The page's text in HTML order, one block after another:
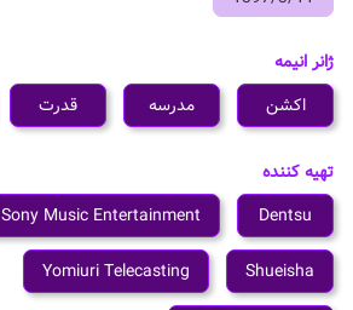
ژانر انیمه
اکشن
مدرسه قدرت
تهیه کننده
Dentsu
Sony Music Entertainment
Shueisha
Yomiuri Telecasting